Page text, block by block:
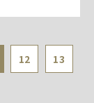
12 13